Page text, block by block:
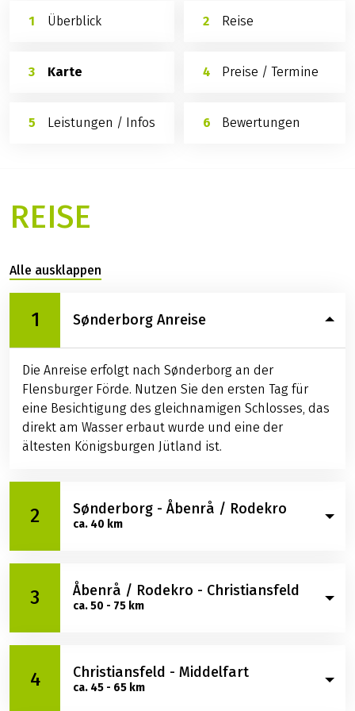
Überblick Reise
Karte Preise / Termine
Leistungen / Infos Bewertungen
REISE
Alle ausklappen
1 Sønderborg Anreise
Die Anreise erfolgt nach Sønderborg an der
Flensburger Förde. Nutzen Sie den ersten Tag für
eine Besichtigung des gleichnamigen Schlosses, das
direkt am Wasser erbaut wurde und eine der
ältesten Königsburgen Jütland ist.
2 Sønderborg - Åbenrå / Rodekro
ca. 40 km
weiter Felder über die Halbinsel Sundewitt. Legen
Sie eine Pause am Schloss Sandbjerg für eine
lohnenswerte Besichtigung ein. Nachdem Sie diesen
wohl elegantesten Palais Südjütlands besucht
haben, radeln Sie in Ihr heutiges Etappenziel Åbenrå
mit seinen sehenswerten Bürger- und
3 Åbenrå / Rodekro - Christiansfeld
ca. 50 - 75 km
Unternehmen Sie einen Spaziergang durch die
mittelalterliche Stadt am Haderslevener Damm und
4 Christiansfeld - Middelfart
ca. 45 - 65 km